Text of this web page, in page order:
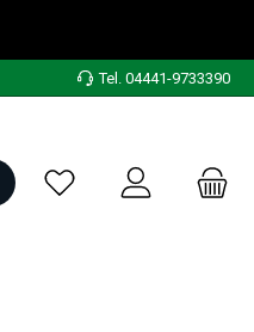
Tel. 04441-9733390
Werkzeugleiste anzeigen
Du hast 0 Produkte